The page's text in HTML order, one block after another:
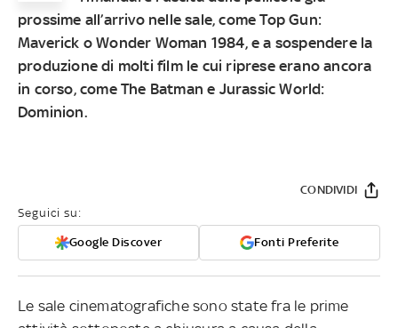
prossime all’arrivo nelle sale, come Top Gun:
Maverick o Wonder Woman 1984, e a sospendere la
produzione di molti film le cui riprese erano ancora
in corso, come The Batman e Jurassic World:
Dominion.
Seguici su:
Google Discover Fonti Preferite
CONDIVIDI
Le sale cinematografiche sono state fra le prime